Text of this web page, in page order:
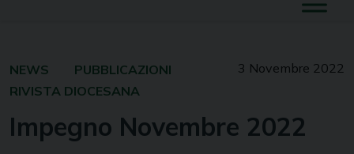
3 Novembre 2022
NEWS
PUBBLICAZIONI
RIVISTA DIOCESANA
Impegno Novembre 2022